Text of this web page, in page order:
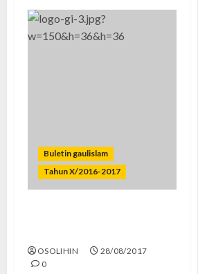
Buletin gaulislam
Tahun X/2016-2017
OSOLIHIN
28/08/2017
0